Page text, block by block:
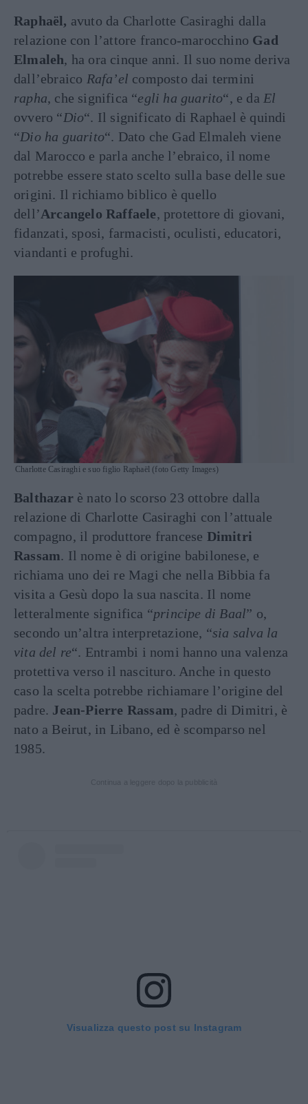
Raphaël, avuto da Charlotte Casiraghi dalla
relazione con l’attore franco-marocchino Gad
Elmaleh, ha ora cinque anni. Il suo nome deriva
dall’ebraico Rafa’el composto dai termini
rapha, che significa “egli ha guarito“, e da El
ovvero “Dio“. Il significato di Raphael è quindi
“Dio ha guarito“. Dato che Gad Elmaleh viene
dal Marocco e parla anche l’ebraico, il nome
potrebbe essere stato scelto sulla base delle sue
origini. Il richiamo biblico è quello
dell’Arcangelo Raffaele, protettore di giovani,
fidanzati, sposi, farmacisti, oculisti, educatori,
viandanti e profughi.
Charlotte Casiraghi e suo figlio Raphaël (foto Getty Images)
Balthazarè nato lo scorso 23 ottobre dalla
relazione di Charlotte Casiraghi con l’attuale
compagno, il produttore francese Dimitri
Rassam. Il nome è di origine babilonese, e
richiama uno dei re Magi che nella Bibbia fa
visita a Gesù dopo la sua nascita. Il nome
letteralmente significa “principe di Baal” o,
secondo un’altra interpretazione, “sia salva la
vita del re“. Entrambi i nomi hanno una valenza
protettiva verso il nascituro. Anche in questo
caso la scelta potrebbe richiamare l’origine del
padre. Jean-Pierre Rassam, padre di Dimitri, è
nato a Beirut, in Libano, ed è scomparso nel
1985.
Visualizza questo post su Instagram